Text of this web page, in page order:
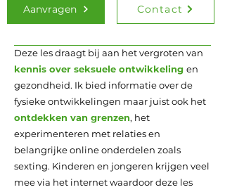
Aanvragen Contact
Deze les draagt bij aan het vergroten van
kennis over seksuele ontwikkeling en
gezondheid. Ik bied informatie over de
fysieke ontwikkelingen maar juist ook het
ontdekken van grenzen, het
experimenteren met relaties en
belangrijke online onderdelen zoals
sexting. Kinderen en jongeren krijgen veel
mee via het internet waardoor deze les